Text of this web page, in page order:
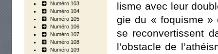
Numéro 103
Numéro 104
Numéro 105
Numéro 106
Numéro 107
Numéro 108
Numéro 109
lisme avec leur
gie du « foquisme »
se recon­ver­tissent
l’obstacle de